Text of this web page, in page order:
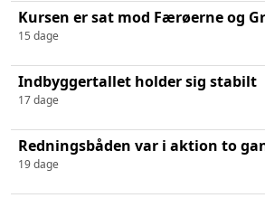
Kursen er sat mod Færøerne og
15 dage
Indbyggertallet holder sig stabilt
17 dage
Redningsbåden var i aktion to
19 dage